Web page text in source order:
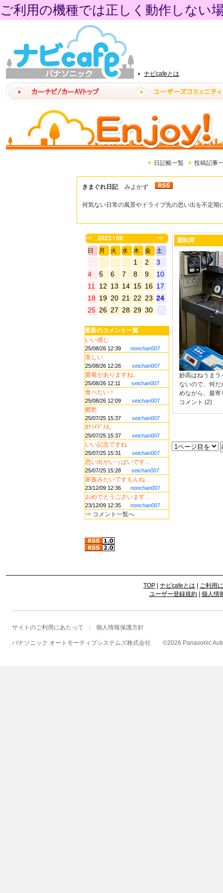
ご利用の機種では正しく動作しない
ナビcafeとは
日記帳一覧 投稿記事
きまぐれ日記 みよかず
何気ない日常の風景やドライブ先の思い出を不定期
<< 2023 / 06
>>
日
月 火 水 木 金 土
1 2
3
4
5 6 7 8 9
10
11
12 13 14 15 16 17
18 19 20 21 22 23 24
25 26 27 28 29 30
最新のコメント一覧
いい感じ
25/08/26 12:39 nonchan007
美しい
25/08/26 12:26 seichan007
愛着がありますね。
25/08/26 12:11 seichan007
食べたい！
25/08/26 12:09 seichan007
郷愁
25/07/25 15:37 seichan007
ｶﾅｼｲﾃﾞｽﾈ｡
25/07/25 15:37 seichan007
いい記念ですね
25/07/25 15:31 seichan007
思い出がいっぱいです...
25/07/25 15:28 seichan007
家族みたいですもんね...
23/12/09 12:36 nonchan007
おめでとうございます...
23/12/09 12:35 nonchan007
⇒ コメント一覧へ
運転席
妙高はねうまラ
ないので、何だ
めながら、最寄
コメント (2)
TOP ナビcafeとは
ご利用
ユーザー登録規約| 個人情
サイトのご利用にあたって 個人情報保護方針
パナソニック オートモーティブシステムズ株式会社 ©2026 Panasonic